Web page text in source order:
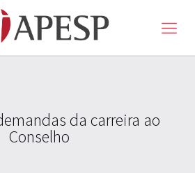
da carreira ao
Conselho